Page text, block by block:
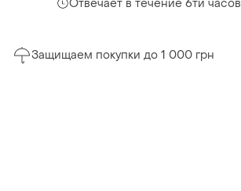
Отвечает в течение 6ти часов
Защищаем покупки до 1 000 грн